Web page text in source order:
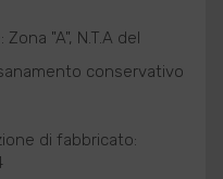
"A", N.T.A del
conservativo
di fabbricato: